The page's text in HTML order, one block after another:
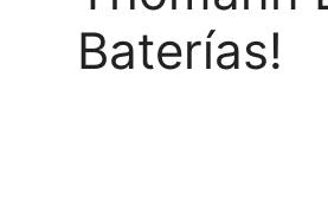
Baterías!